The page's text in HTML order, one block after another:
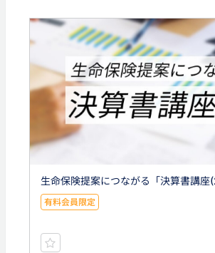
生命保険提案につながる「決算書講座
有料会員限定